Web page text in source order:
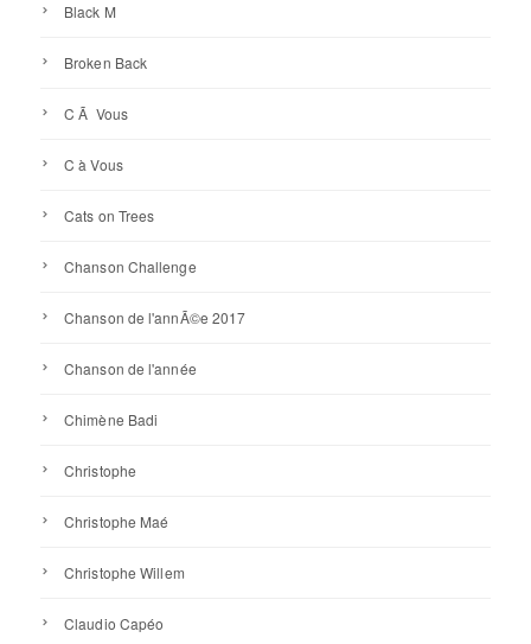
Black M
Broken Back
C Ã Vous
C à Vous
Cats on Trees
Chanson Challenge
Chanson de l'annÃ©e 2017
Chanson de l'année
Chimène Badi
Christophe
Christophe Maé
Christophe Willem
Claudio Capéo